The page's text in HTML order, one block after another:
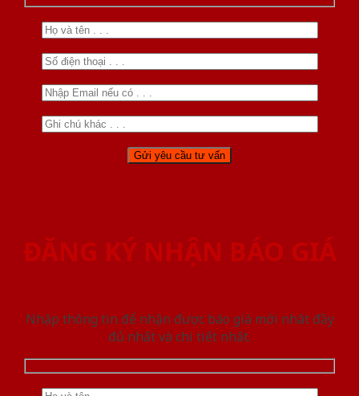
ĐĂNG KÝ NHẬN BÁO GIÁ
Nhập thông tin để nhận được báo giá mới nhât đầy
đủ nhất và chi tiết nhất.